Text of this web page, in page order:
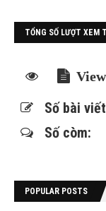
TỔNG SỐ LƯỢT XEM
Số bài
Số còm:
POPULAR POSTS